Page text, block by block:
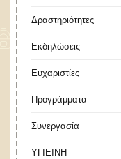
Δραστηριότητες
Εκδηλώσεις
Ευχαριστίες
Προγράμματα
Συνεργασία
ΥΓΙΕΙΝΗ